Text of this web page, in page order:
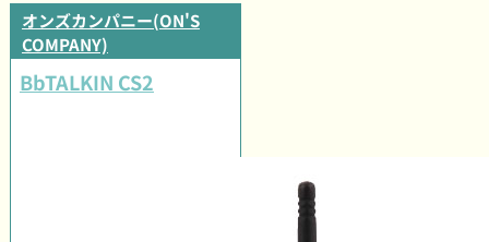
オンズカンパニー(ON'S
COMPANY)
BbTALKIN CS2